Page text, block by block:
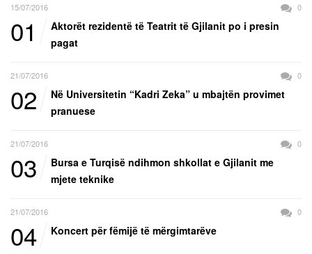
15/07/2016 0
01
Aktorët rezidentë të Teatrit të Gjilanit po i presin
pagat
21/07/2016 0
02
Në Universitetin “Kadri Zeka” u mbajtën provimet
pranuese
21/07/2016 0
03
Bursa e Turqisë ndihmon shkollat e Gjilanit me
mjete teknike
21/07/2016 0
04 Koncert për fëmijë të mërgimtarëve